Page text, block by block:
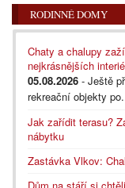
RODINNÉ DOMY
Chaty a chalupy
nejkrásnějších
05.08.2026 - Ještě
rekreační objekty
Jak zařídit terasu?
nábytku
Zastávka Vlkov: